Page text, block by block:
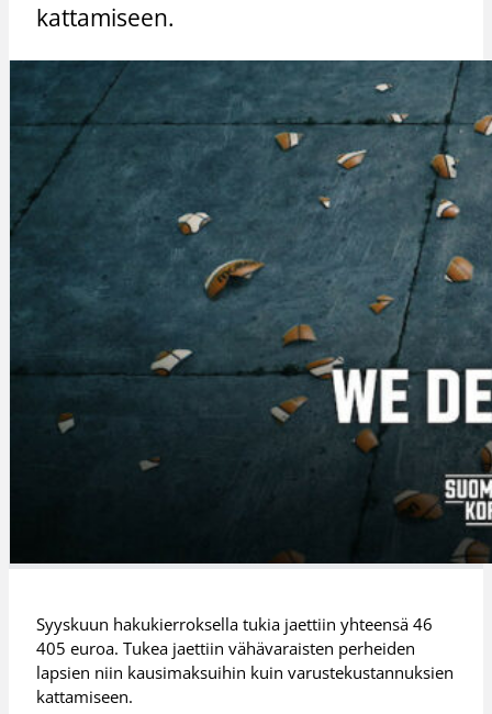
kattamiseen.
Syyskuun hakukierroksella tukia jaettiin yhteensä 46
405 euroa. Tukea jaettiin vähävaraisten perheiden
lapsien niin kausimaksuihin kuin varustekustannuksien
kattamiseen.